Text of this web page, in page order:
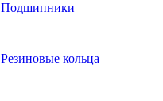
Подшипники
Резиновые кольца